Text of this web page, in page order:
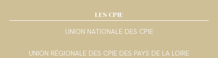
LES CPIE
UNION NATIONALE DES CPIE
UNION RÉGIONALE DES CPIE DES PAYS DE LA LOIRE